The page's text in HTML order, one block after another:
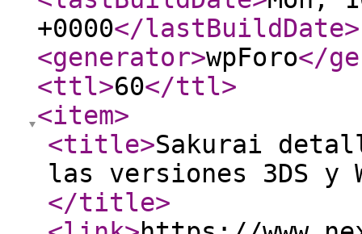
+0000</lastBuildDate>
<generator>wpForo</
<ttl>60</ttl>
<item>
<title>Sakurai
las versiones 3DS y
</title>